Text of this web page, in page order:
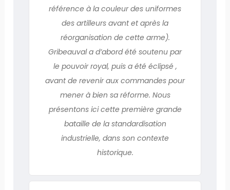
référence à la couleur des uniformes
des artilleurs avant et après la
réorganisation de cette arme).
Gribeauval a d’abord été soutenu par
le pouvoir royal, puis a été éclipsé ,
avant de revenir aux commandes pour
mener à bien sa réforme. Nous
présentons ici cette première grande
bataille de la standardisation
industrielle, dans son contexte
historique.